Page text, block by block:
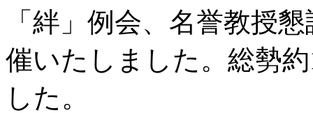
「絆」例会、名誉教授
催いたしました。総勢
した。